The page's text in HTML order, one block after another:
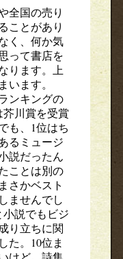
全国の売り
ことがあり
く、何か気
って書店を
ります。上
います。
ンキングの
川賞を受賞
も、1位はち
るミュージ
説だったん
ことは別の
さかベスト
ませんでし
説でもビジ
り立ちに関
た。10位ま